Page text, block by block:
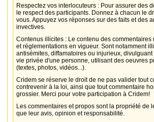
Respectez vos interlocuteurs : Pour assurer des
le respect des participants. Donnez à chacun le
vous. Appuyez vos réponses sur des faits et des
invectives.
Contenus illicites : Le contenu des
et réglementations en vigueur. Sont notamment
antisémites, diffamatoires ou injurieux,
vie privée d'une personne, utilisant des oeuvres
(textes, photos, vidéos...).
Cridem se réserve le droit de ne pas valider tout
contrevenir à la loi, ainsi que tout commentaire
grossier. Merci pour votre participation à Cridem!
Les commentaires et propos sont la propriété de
que leur avis, opinion et responsabilité.